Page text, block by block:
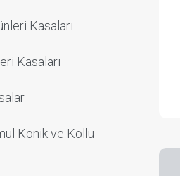
Kasaları
Kasaları
Konik ve Kollu